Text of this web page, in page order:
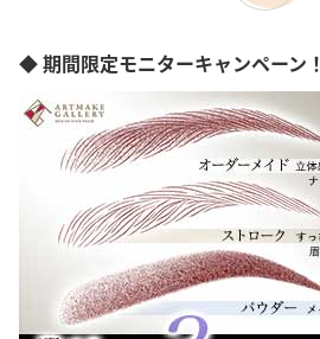
オンライン診療
◆ 期間限定モニターキャンペーン！